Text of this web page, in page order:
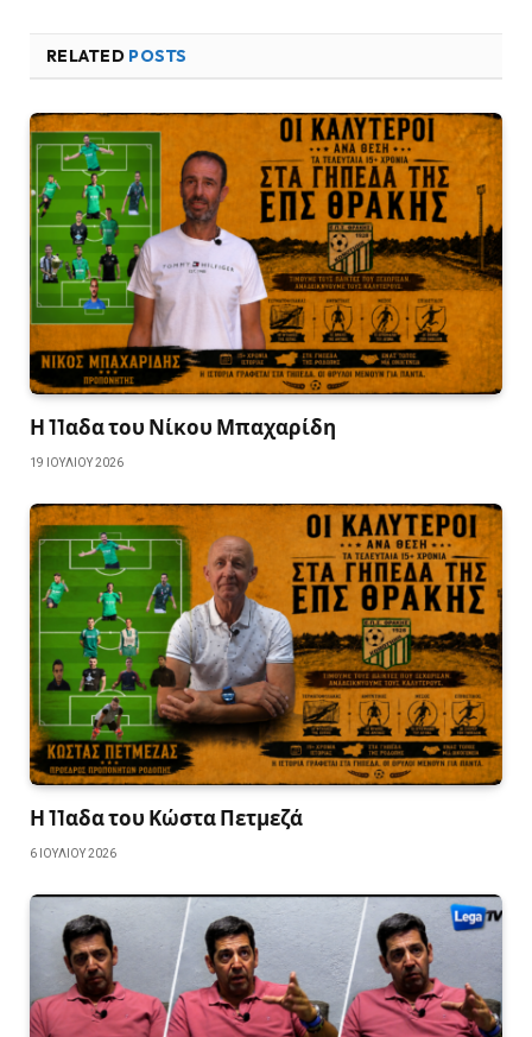
RELATED POSTS
Η 11αδα του Νίκου Μπαχαρίδη
19 ΙΟΥΛΊΟΥ 2026
Η 11αδα του Κώστα Πετμεζά
6 ΙΟΥΛΊΟΥ 2026